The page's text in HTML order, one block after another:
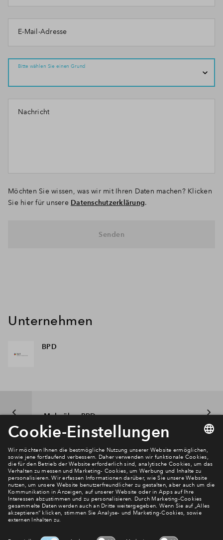
E-Mail-Adresse
Bitte wählen Sie einen Grund
Nachricht
Möchten Sie wissen, was wir mit Ihren Daten machen? Klicken
Sie hier für unsere Datenschutzerklärung.
Senden
Unternehmen
BPD
Mehr über BPD
Newsletter Anmeldung
Verpassen Sie zu diesem Wohnprojekt keine Neuigkeiten
mehr! Wir halten Sie auf dem Laufenden – mit unserem
regelmäßig erscheinenden Newsletter informieren wir Sie
über den Stand dieses und weiterer Neubauprojekte.